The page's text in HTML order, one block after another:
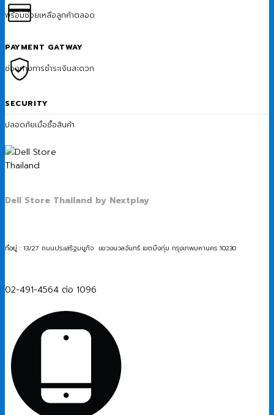
พร้อมช่วยเหลือลูกค้าตลอด
PAYMENT GATWAY
ช่องทางการชำระเงินสะดวก
SECURITY
ปลอดภัยเมื่อซื้อสินค้า
Dell Store Thailand by Nextplay
ที่อยู่ : 13/27 ถนนประเสริฐมนูกิจ แขวงนวลจันทร์ เขตบึงกุ่ม กรุงเทพมหานคร 10230
02-491-4564 ต่อ 1096